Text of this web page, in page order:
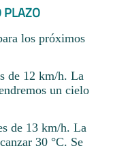
PLAZO
los próximos
de 12 km/h. La
un cielo
de 13 km/h. La
30 °C. Se